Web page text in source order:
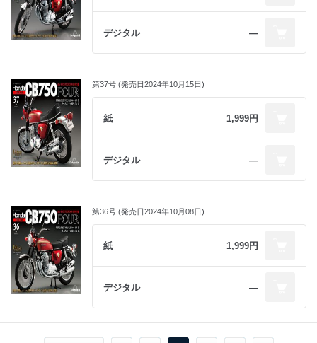
デジタル ―
第37号 (発売日2024年10月15日)
紙 1,999円
デジタル ―
第36号 (発売日2024年10月08日)
紙 1,999円
デジタル ―